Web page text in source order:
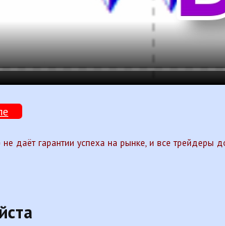
даёт гарантии успеха на рынке, и все